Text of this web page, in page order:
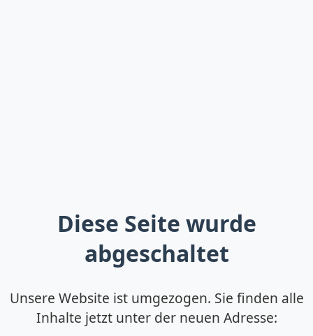
Diese Seite wurde
abgeschaltet
Unsere Website ist umgezogen. Sie finden alle
Inhalte jetzt unter der neuen Adresse: